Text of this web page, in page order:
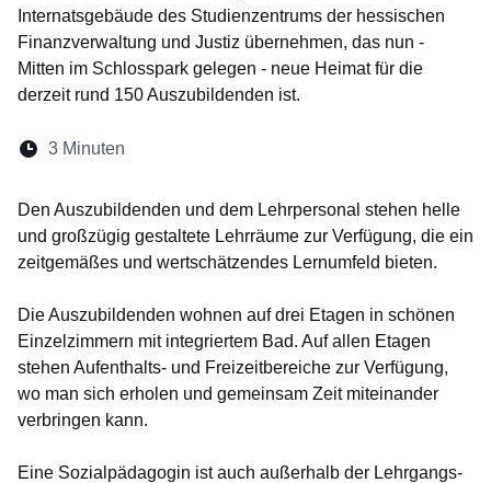
Internatsgebäude des Studienzentrums der hessischen
Finanzverwaltung und Justiz übernehmen, das nun -
Mitten im Schlosspark gelegen - neue Heimat für die
derzeit rund 150 Auszubildenden ist.
Lesedauer:
3 Minuten
Den Auszubildenden und dem Lehrpersonal stehen helle
und großzügig gestaltete Lehrräume zur Verfügung, die ein
zeitgemäßes und wertschätzendes Lernumfeld bieten.
Die Auszubildenden wohnen auf drei Etagen in schönen
Einzelzimmern mit integriertem Bad. Auf allen Etagen
stehen Aufenthalts- und Freizeitbereiche zur Verfügung,
wo man sich erholen und gemeinsam Zeit miteinander
verbringen kann.
Eine Sozialpädagogin ist auch außerhalb der Lehrgangs-